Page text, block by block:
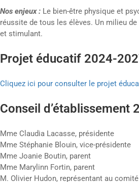
Nos enjeux : Le bien-être physique et
réussite de tous les élèves. Un milieu
et stimulant.
Projet éducatif 2024-
Cliquez ici pour consulter le projet
Conseil d’établissement
Mme Claudia Lacasse, présidente
Mme Stéphanie Blouin, vice-présidente
Mme Joanie Boutin, parent
Mme Marylinn Fortin, parent
M. Olivier Hudon, représentant au